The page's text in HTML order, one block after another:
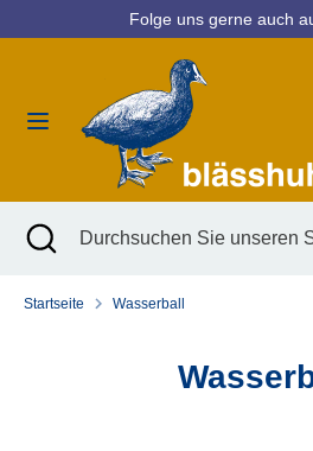
zum
Folge uns gerne auch
Währung
SuchenDurchsuchen
Sie
unseren
Shop
SuchenDurchsuchen
Shop
Suche
schließen
Startseite Wasserball